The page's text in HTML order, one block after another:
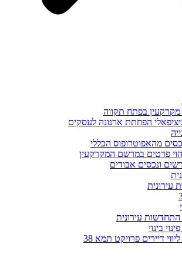
מקרקעין בפתח תקווה
הפחתת ארנונה לעסקים
מהאפוטרופוס הכללי
פרטים במרשם המקרקעין
ונכסים אבודים
עירונית
התחדשות עירונית
בינוי
דיירים פרויקט תמא 38